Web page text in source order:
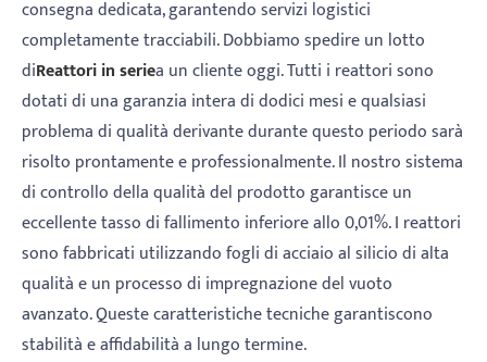
consegna dedicata, garantendo servizi logistici
completamente tracciabili. Dobbiamo spedire un lotto
diReattori in seriea un cliente oggi. Tutti i reattori sono
dotati di una garanzia intera di dodici mesi e qualsiasi
problema di qualità derivante durante questo periodo sarà
risolto prontamente e professionalmente. Il nostro sistema
di controllo della qualità del prodotto garantisce un
eccellente tasso di fallimento inferiore allo 0,01%. I reattori
sono fabbricati utilizzando fogli di acciaio al silicio di alta
qualità e un processo di impregnazione del vuoto
avanzato. Queste caratteristiche tecniche garantiscono
stabilità e affidabilità a lungo termine.